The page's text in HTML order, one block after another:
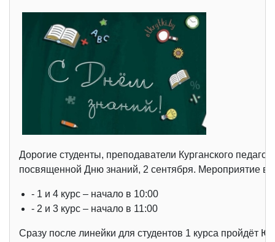
Дорогие студенты, преподаватели Курганского
посвященной Дню знаний, 2 сентября. Мероприятие в
- 1 и 4 курс – начало в 10:00
- 2 и 3 курс – начало в 11:00
Сразу после линейки для студентов 1 курса пройдёт